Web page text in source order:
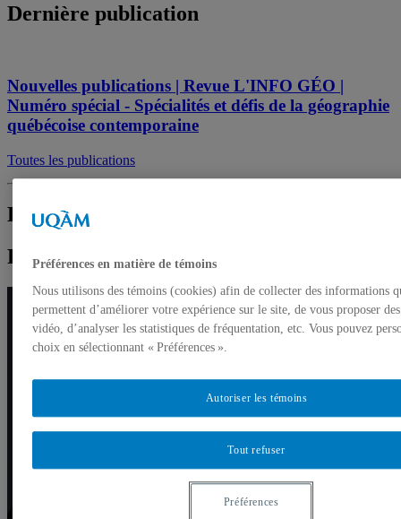
Dernière publication
Nouvelles publications | Revue L'INFO GÉO |
Numéro spécial - Spécialités et défis de la géographie
québécoise contemporaine
Toutes les publications
Etienne Boucher
Professeur
Préférences en matière de témoins
Nous utilisons des témoins (cookies) afin de collecter des informations
permettent d’améliorer votre expérience sur le site, de vous proposer
vidéo, d’analyser les statistiques de fréquentation, etc. Vous pouvez
choix en sélectionnant « Préférences ».
Tout refuser
Autoriser les témoins
Préférences